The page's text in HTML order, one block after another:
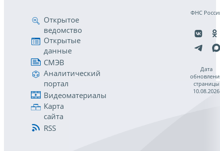
Открытое
ведомство
Открытые
данные
СМЭВ
Аналитический
портал
Видеоматериалы
Карта
сайта
RSS
ФНС
Дата
страницы
10.08.2026